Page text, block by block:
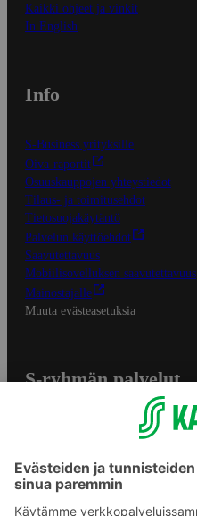
Kaikki ohjeet ja vinkit
In English
Info
S-Business yrityksille
Oiva-raportit
Osuuskauppojen yhteystiedot
Tilaus- ja toimitusehdot
Tietosuojakäytäntö
Palvelun käyttöehdot
Saavutettavuus
Mobiilisovelluksen saavutettavuus
Mainostajalle
Muuta evästeasetuksia
S-ryhmän palvelut
Yhteishyvä Ruoka -sovellus
S-ostoslista -sovellus
Prisma.fi